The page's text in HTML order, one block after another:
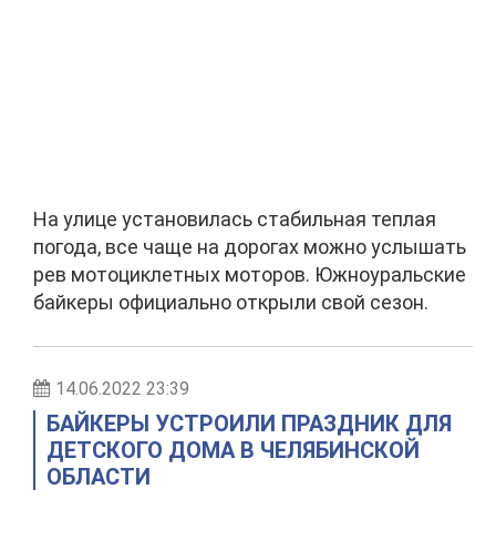
На улице установилась стабильная теплая
погода, все чаще на дорогах можно услышать
рев мотоциклетных моторов. Южноуральские
байкеры официально открыли свой сезон.
14.06.2022 23:39
БАЙКЕРЫ УСТРОИЛИ ПРАЗДНИК ДЛЯ
ДЕТСКОГО ДОМА В ЧЕЛЯБИНСКОЙ
ОБЛАСТИ